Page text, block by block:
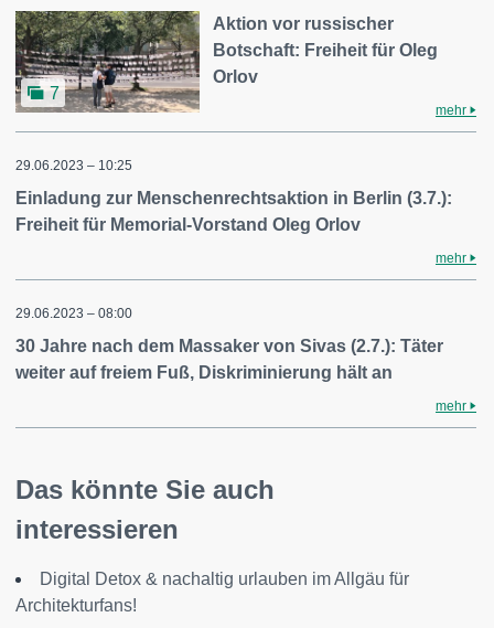
7
Aktion vor russischer
Botschaft: Freiheit für Oleg
Orlov
mehr
29.06.2023 – 10:25
Einladung zur Menschenrechtsaktion in Berlin (3.7.):
Freiheit für Memorial-Vorstand Oleg Orlov
mehr
29.06.2023 – 08:00
30 Jahre nach dem Massaker von Sivas (2.7.): Täter
weiter auf freiem Fuß, Diskriminierung hält an
mehr
Das könnte Sie auch
interessieren
Digital Detox & nachaltig urlauben im Allgäu für
Architekturfans!